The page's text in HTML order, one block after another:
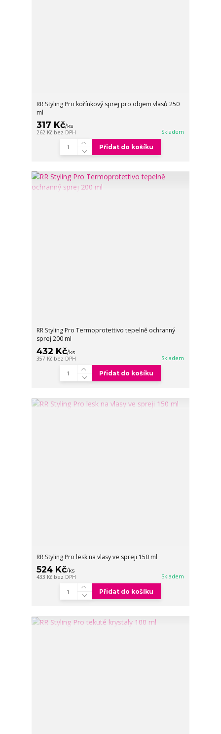
RR Styling Pro kořínkový sprej pro objem vlasů 250
ml
317 Kč/ks
262 Kč bez DPH Skladem
Přidat do košíku
RR Styling Pro Termoprotettivo tepelně ochranný
sprej 200 ml
432 Kč/ks
357 Kč bez DPH Skladem
Přidat do košíku
RR Styling Pro lesk na vlasy ve spreji 150 ml
524 Kč/ks
433 Kč bez DPH Skladem
Přidat do košíku